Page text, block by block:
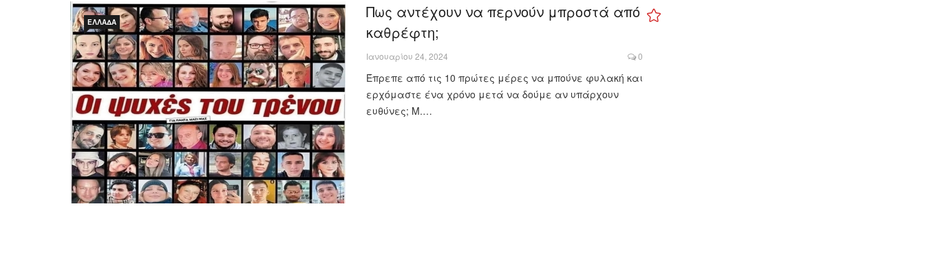
ΕΛΛΆΔΑ
Πως αντέχουν να περνούν μπροστά από
καθρέφτη;
Ιανουαρίου 24, 2024 0
Έπρεπε από τις 10 πρώτες μέρες να μπούνε φυλακή και
ερχόμαστε ένα χρόνο μετά να δούμε αν υπάρχουν
ευθύνες; Μ.…